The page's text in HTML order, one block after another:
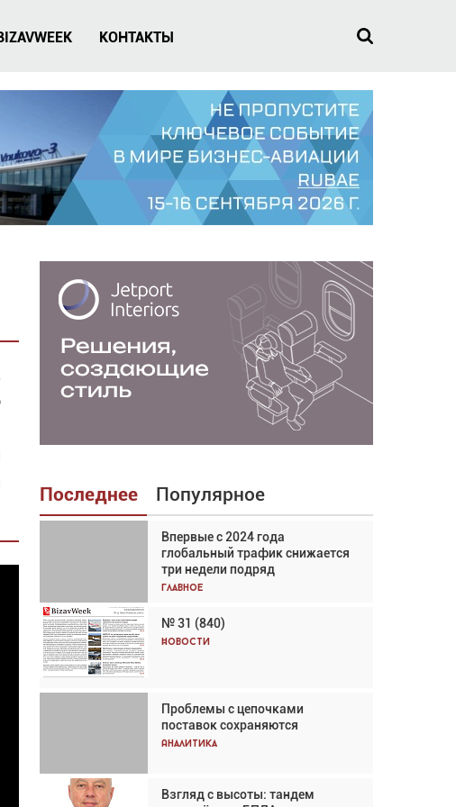
КОНТАКТЫ
Последнее Популярное
Впервые с 2024 года
глобальный трафик снижается
три недели подряд
Главное
№ 31 (840)
Новости
Проблемы с цепочками
поставок сохраняются
Аналитика
Взгляд с высоты: тандем
Взгляд с высоты: тандем
вертолётов и БПЛА в
спасательных операциях
Главное
Авиационный фотограф Дэйв
Кох: «Фотография говорит сама
Впервые с 2024 года
глобальный трафик снижается
три недели подряд
Частный самолёт – это актив.